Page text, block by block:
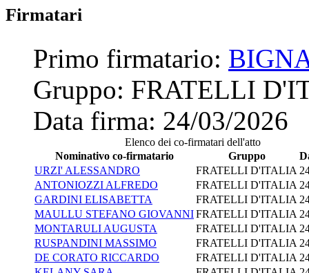
Firmatari
Primo firmatario:
Gruppo: FRATELLI
Data firma: 24/03/2026
Elenco dei co-firmatari dell'atto
Nominativo co-firmatario
Gruppo
URZI' ALESSANDRO
FRATELLI D'ITALIA
ANTONIOZZI ALFREDO
FRATELLI D'ITALIA
GARDINI ELISABETTA
FRATELLI D'ITALIA
MAULLU STEFANO GIOVANNIFRATELLI D'ITALIA
MONTARULI AUGUSTA
FRATELLI D'ITALIA
RUSPANDINI MASSIMO
FRATELLI D'ITALIA
DE CORATO RICCARDO
FRATELLI D'ITALIA